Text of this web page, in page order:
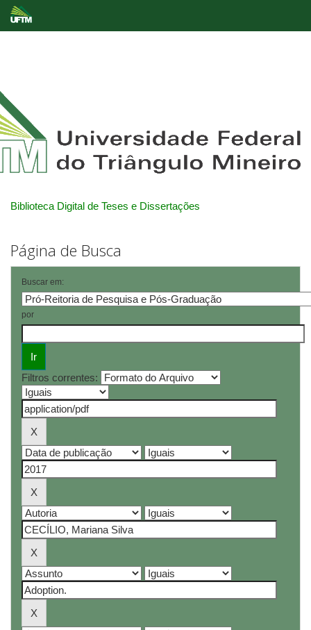
Biblioteca Digital de Teses e Dissertações
Página de Busca
Buscar em:
por
Filtros correntes: